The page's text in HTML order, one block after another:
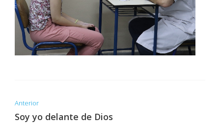
Anterior
Soy yo delante de Dios